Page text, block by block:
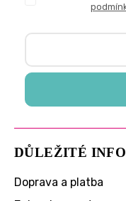
DŮLEŽITÉ
Doprava a platba